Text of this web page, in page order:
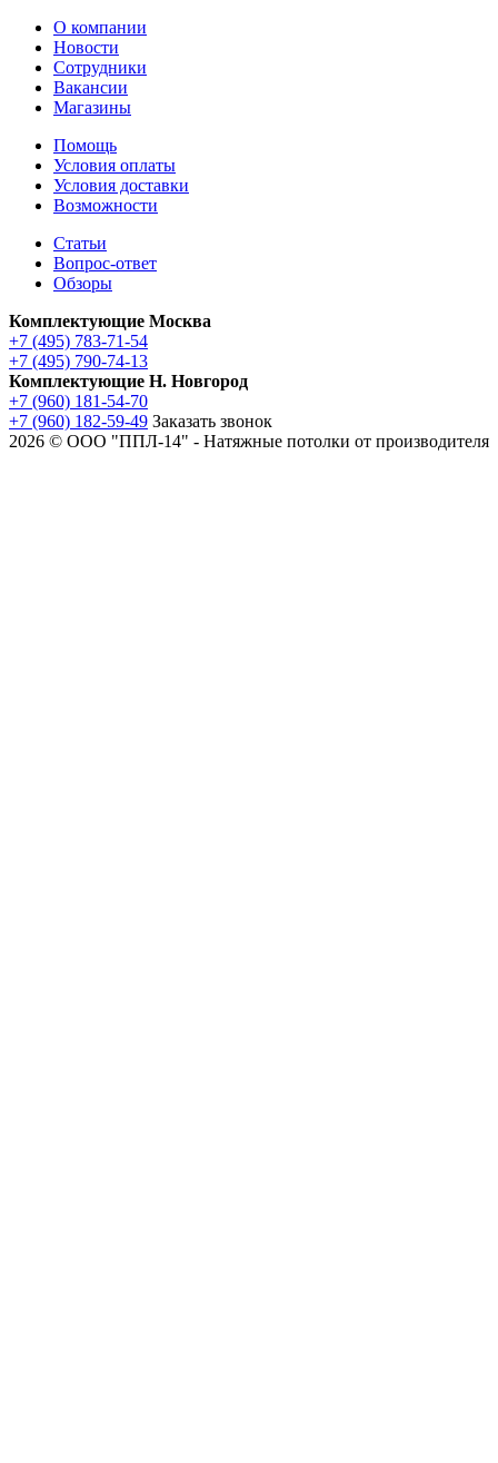
О компании
Новости
Сотрудники
Вакансии
Магазины
Помощь
Условия оплаты
Условия доставки
Возможности
Статьи
Вопрос-ответ
Обзоры
Комплектующие Москва
+7 (495) 783-71-54
+7 (495) 790-74-13
Комплектующие Н. Новгород
+7 (960) 181-54-70
+7 (960) 182-59-49 Заказать звонок
2026 © ООО "ППЛ-14" - Натяжные потолки от производителя